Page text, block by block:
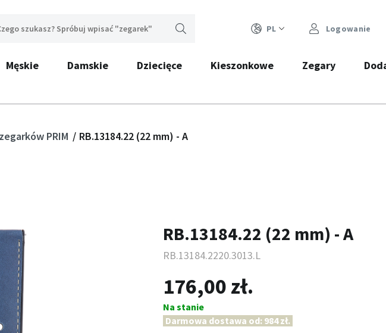
PL Logowanie
Męskie Damskie Dziecięce Kieszonkowe Zegary
PRIM RB.13184.22 (22 mm) - A
RB.13184.22 (22 mm) - A
RB.13184.2220.3013.L
176,00 zł.
Na stanie
Darmowa dostawa od: 984 zł.